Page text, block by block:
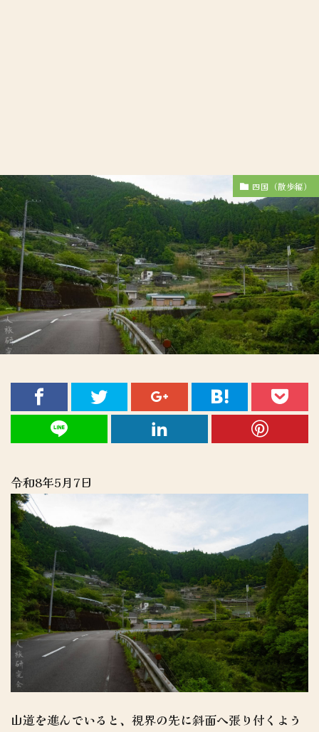
四国（散歩編）
令和8年5月7日
山道を進んでいると、視界の先に斜面へ張り付くよう